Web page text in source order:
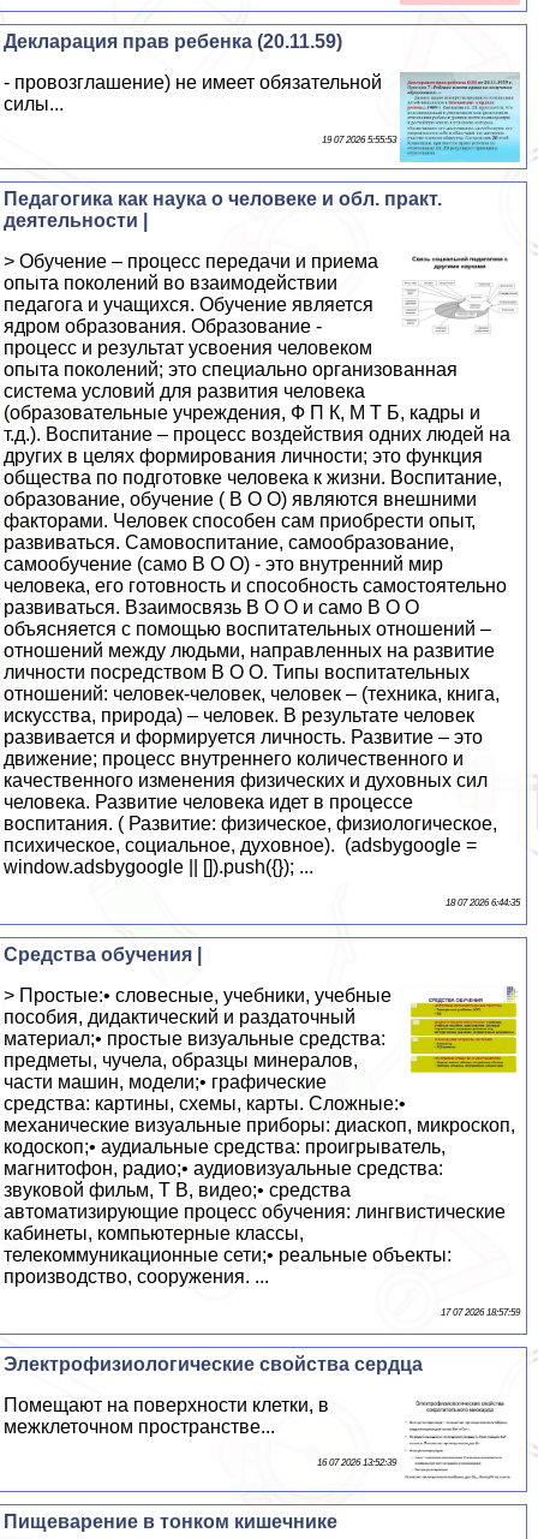
Декларация прав ребенка (20.11.59)
- провозглашение) не имеет обязательной
силы...
19 07 2026 5:55:53
Педагогика как наука о человеке и обл. практ.
деятельности |
> Обучение – процесс передачи и приема
опыта поколений во взаимодействии
педагога и учащихся. Обучение является
ядром образования. Образование -
процесс и результат усвоения человеком
опыта поколений; это специально организованная
система условий для развития человека
(образовательные учреждения, Ф П К, М Т Б, кадры и
т.д.). Воспитание – процесс воздействия одних людей на
других в целях формирования личности; это функция
общества по подготовке человека к жизни. Воспитание,
образование, обучение ( В О О) являются внешними
факторами. Человек способен сам приобрести опыт,
развиваться. Самовоспитание, самообразование,
самообучение (само В О О) - это внутренний мир
человека, его готовность и способность самостоятельно
развиваться. Взаимосвязь В О О и само В О О
объясняется с помощью воспитательных отношений –
отношений между людьми, направленных на развитие
личности посредством В О О. Типы воспитательных
отношений: человек-человек, человек – (техника, книга,
искусства, природа) – человек. В результате человек
развивается и формируется личность. Развитие – это
движение; процесс внутреннего количественного и
качественного изменения физических и духовных сил
человека. Развитие человека идет в процессе
воспитания. ( Развитие: физическое, физиологическое,
психическое, социальное, духовное). (adsbygoogle =
window.adsbygoogle || []).push({}); ...
18 07 2026 6:44:35
Средства обучения |
> Простые:• словесные, учебники, учебные
пособия, дидактический и раздаточный
материал;• простые визуальные средства:
предметы, чучела, образцы минералов,
части машин, модели;• графические
средства: картины, схемы, карты. Сложные:•
механические визуальные приборы: диаскоп, микроскоп,
кодоскоп;• аудиальные средства: проигрыватель,
магнитофон, радио;• аудиовизуальные средства:
звуковой фильм, Т В, видео;• средства
автоматизирующие процесс обучения: лингвистические
кабинеты, компьютерные классы,
телекоммуникационные сети;• реальные объекты:
производство, сооружения. ...
17 07 2026 18:57:59
Электрофизиологические свойства сердца
Помещают на поверхности клетки, в
межклеточном прострaнcтве...
16 07 2026 13:52:39
Пищеварение в тонком кишечнике